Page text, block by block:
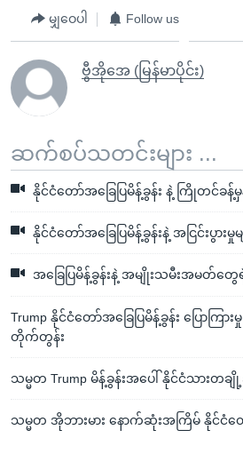
မျှဝေပါ Follow us
ဗွီအိုအေ (မြန်မာပိုင်း)
ဆက်စပ်သတင်းများ ...
နိုင်ငံတော်အခြေပြမိန့်ခွန်း နဲ့ ကြိုတင်ခန့်မှန်
နိုင်ငံတော်အခြေပြမိန့်ခွန်းနဲ့ အငြင်းပွားမှုမ
အခြေပြမိန့်ခွန်းနဲ့ အမျိုးသမီးအမတ်တွေ
Trump နိုင်ငံတော်အခြေပြမိန့်ခွန်း ပြောကြာ
တိုက်တွန်း
သမ္မတ Trump မိန့်ခွန်းအပေါ် နိုင်ငံသားတခ
သမ္မတ အိုဘားမား နောက်ဆုံးအကြိမ် နိုင်ငံတော်